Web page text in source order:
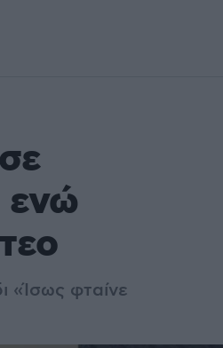
ενώ
«Ίσως φταίνε